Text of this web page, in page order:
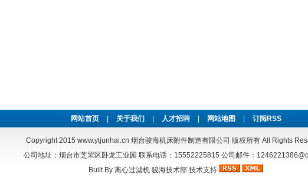
网站首页 关于我们 人才招聘 网站地图 订阅RSS
Copyright 2015 www.ytjunhai.cn 烟台骏海机床附件制造有限公司 版权所有 All Rights
公司地址：烟台市芝罘区卧龙工业园 联系电话：15552225815 公司邮件：
Built By 离心过滤机 骏海技术部 技术支持